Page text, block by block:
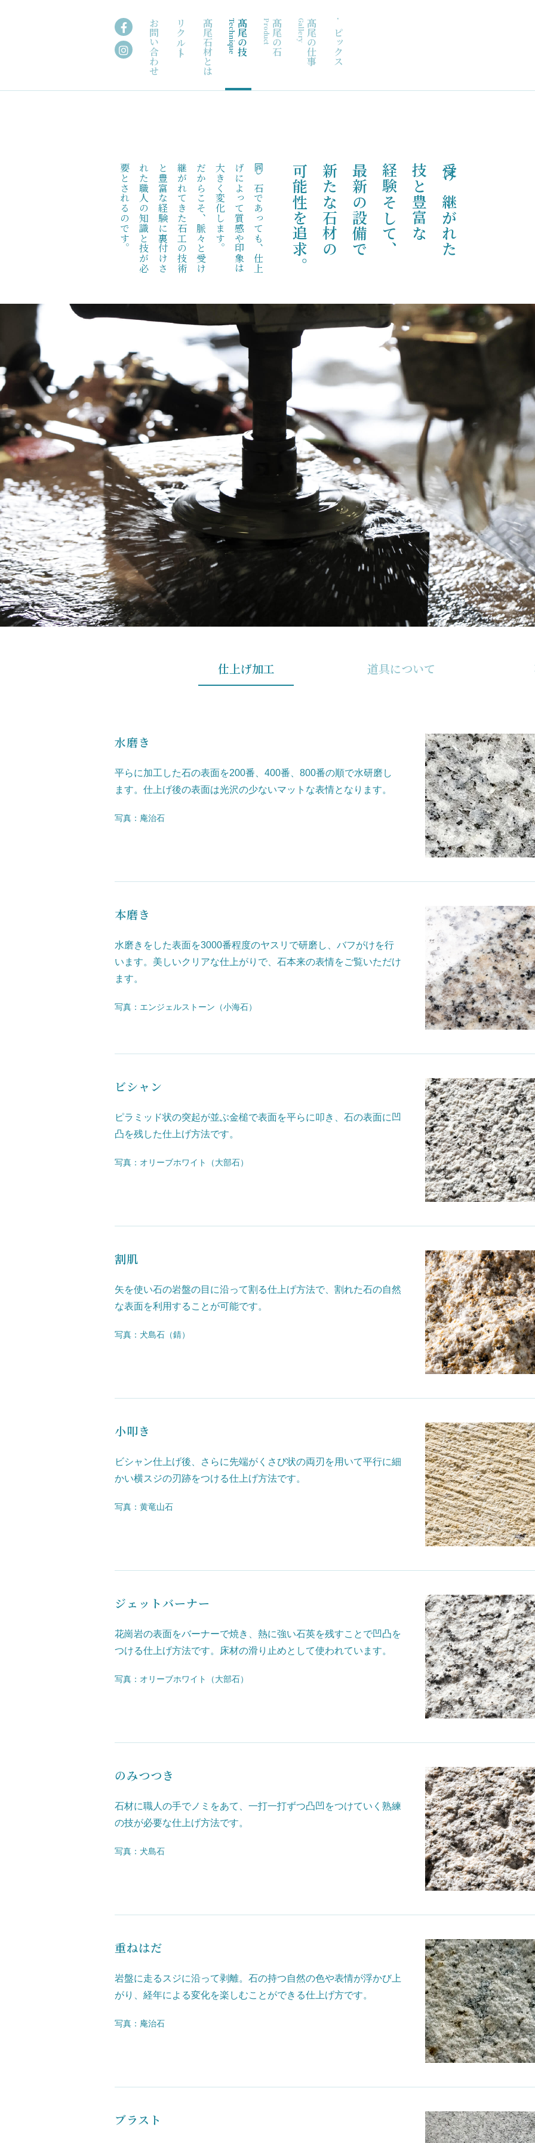
トピックス
髙尾の仕事
Gallery
髙尾の石
Product
髙尾の技
Technique
髙尾石材とは
リクルート
お問い合わせ
受け継がれた
技と豊富な
経験そして、
最新の設備で
新たな石材の
可能性を追求。
同
じ
石
で
あ
っ
て
も
、
仕
上
げ
に
よ
っ
て
質
感
や
印
象
は
大
き
く
変
化
し
ま
す
。
だ
か
ら
こ
そ
、
脈
々
と
受
け
継
が
れ
て
き
た
石
工
の
技
術
と
豊
富
な
経
験
に
裏
付
け
さ
れ
た
職
人
の
知
識
と
技
が
必
要
と
さ
れ
る
の
で
す
。
仕上げ加工 道具について
水磨き
平らに加工した石の表面を200番、400番、800番の順で水研磨し
ます。仕上げ後の表面は光沢の少ないマットな表情となります。
写真：庵治石
本磨き
水磨きをした表面を3000番程度のヤスリで研磨し、バフがけを行
います。美しいクリアな仕上がりで、石本来の表情をご覧いただけ
ます。
写真：エンジェルストーン（小海石）
ビシャン
ピラミッド状の突起が並ぶ金槌で表面を平らに叩き、石の表面に凹
凸を残した仕上げ方法です。
写真：オリーブホワイト（大部石）
割肌
矢を使い石の岩盤の目に沿って割る仕上げ方法で、割れた石の自然
な表面を利用することが可能です。
写真：犬島石（錆）
小叩き
ビシャン仕上げ後、さらに先端がくさび状の両刃を用いて平行に細
かい横スジの刃跡をつける仕上げ方法です。
写真：黄竜山石
ジェットバーナー
花崗岩の表面をバーナーで焼き、熱に強い石英を残すことで凹凸を
つける仕上げ方法です。床材の滑り止めとして使われています。
写真：オリーブホワイト（大部石）
のみつつき
石材に職人の手でノミをあて、一打一打ずつ凸凹をつけていく熟練
の技が必要な仕上げ方法です。
写真：犬島石
重ねはだ
岩盤に走るスジに沿って剥離。石の持つ自然の色や表情が浮かび上
がり、経年による変化を楽しむことができる仕上げ方です。
写真：庵治石
ブラスト